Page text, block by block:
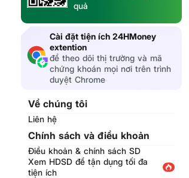
quả
Cài đặt tiện ích 24HMoney
extention
để theo dõi thị trường và mã
chứng khoán mọi nơi trên trình
duyệt Chrome
Về chúng tôi
Liên hệ
Chính sách và điều khoản
Điều khoản & chính sách SD
Xem HDSD để tận dụng tối đa
tiện ích